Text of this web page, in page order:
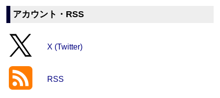
アカウント・RSS
X (Twitter)
RSS